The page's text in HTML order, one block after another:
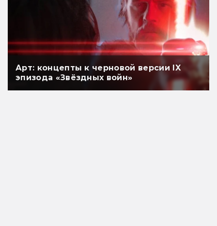
Арт: концепты к черновой версии IX
эпизода «Звёздных войн»